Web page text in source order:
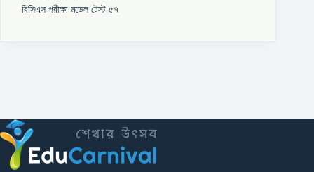
বিসিএস পরীক্ষা মডেল টেস্ট ৫৭